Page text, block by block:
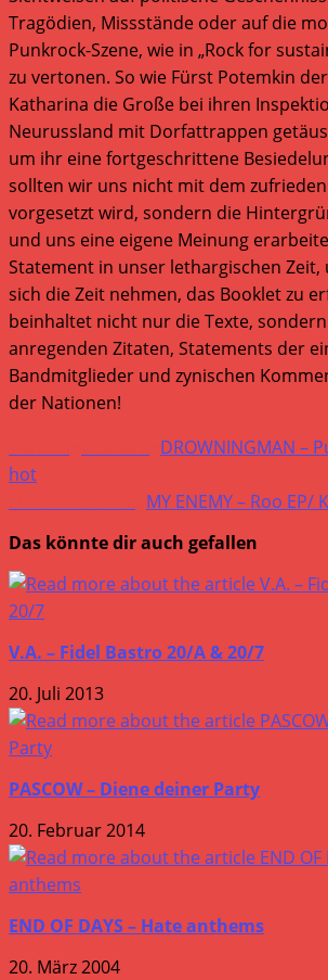
Tragödien, Missstände oder auf die
Punkrock-Szene, wie in „Rock for
zu vertonen. So wie Fürst Potemkin
Katharina die Große bei ihren
Neurussland mit Dorfattrappen
um ihr eine fortgeschrittene
sollten wir uns nicht mit dem
vorgesetzt wird, sondern die
und uns eine eigene Meinung
Statement in unser lethargischen
sich die Zeit nehmen, das Booklet zu
beinhaltet nicht nur die Texte,
anregenden Zitaten, Statements der
Bandmitglieder und zynischen
der Nationen!
Weitere
Artikel
ansehen
DROWNINGMAN –
hot
MY ENEMY – Roo EP/
Das könnte dir auch gefallen
V.A. – Fidel Bastro 20/A & 20/7
20. Juli 2013
PASCOW – Diene deiner Party
20. Februar 2014
END OF DAYS – Hate anthems
20. März 2004